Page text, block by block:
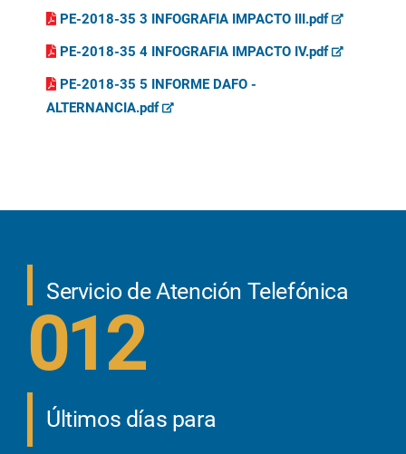
PE-2018-35 3 INFOGRAFIA IMPACTO III.pdf
PE-2018-35 4 INFOGRAFIA IMPACTO IV.pdf
PE-2018-35 5 INFORME DAFO -
ALTERNANCIA.pdf
Servicio de Atención Telefónica
012
Últimos días para